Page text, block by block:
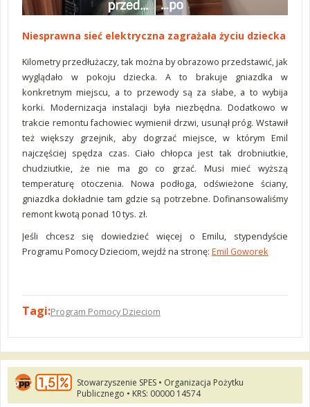
Niesprawna sieć elektryczna zagrażała życiu dziecka
Kilometry przedłużaczy, tak można by obrazowo przedstawić, jak
wyglądało w pokoju dziecka. A to brakuje gniazdka w
konkretnym miejscu, a to przewody są za słabe, a to wybija
korki. Modernizacja instalacji była niezbędna. Dodatkowo w
trakcie remontu fachowiec wymienił drzwi, usunął próg. Wstawił
też większy grzejnik, aby dogrzać miejsce, w którym Emil
najczęściej spędza czas. Ciało chłopca jest tak drobniutkie,
chudziutkie, że nie ma go co grzać. Musi mieć wyższą
temperaturę otoczenia. Nowa podłoga, odświeżone ściany,
gniazdka dokładnie tam gdzie są potrzebne. Dofinansowaliśmy
remont kwotą ponad 10 tys. zł.
Jeśli chcesz się dowiedzieć więcej o Emilu, stypendyście
Programu Pomocy Dzieciom, wejdź na stronę: Emil Goworek
Tagi:Program Pomocy Dzieciom
Stowarzyszenie SPES • Organizacja Pożytku
Publicznego • KRS: 00000 14574